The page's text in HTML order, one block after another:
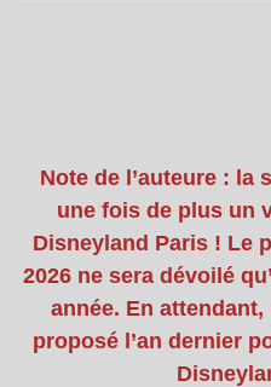
Note de l’auteure : la
une fois de plus un
Disneyland Paris ! Le
2026 ne sera dévoilé
année. En
proposé l’an dernier